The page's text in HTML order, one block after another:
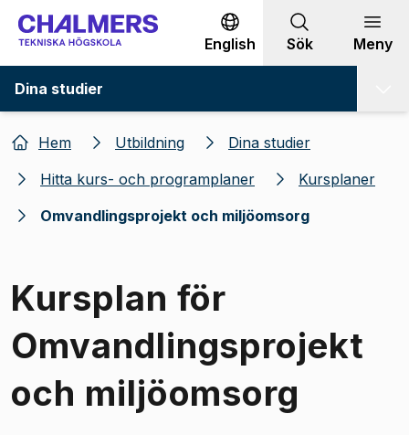
Gå till innehållet
English Sök Meny
Dina studier
Hem Utbildning
Dina studier
Hitta kurs- och programplaner
Kursplaner
Omvandlingsprojekt och miljöomsorg
Kursplan för
Omvandlingsprojekt
och miljöomsorg